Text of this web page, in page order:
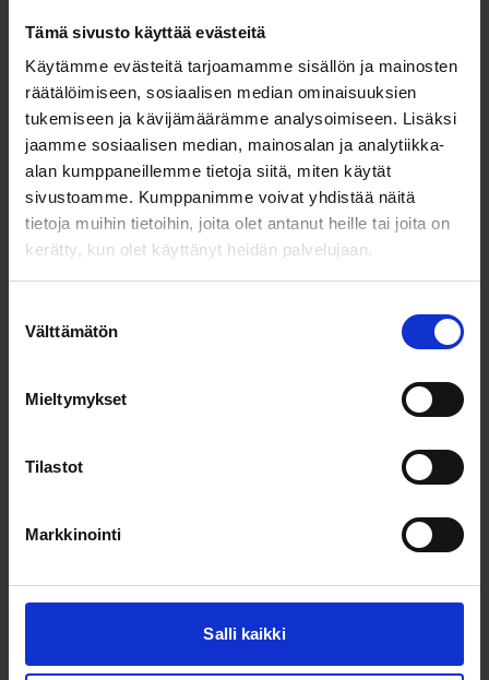
Tämä sivusto käyttää evästeitä
Käytämme evästeitä tarjoamamme sisällön ja mainosten
räätälöimiseen, sosiaalisen median ominaisuuksien
tukemiseen ja kävijämäärämme analysoimiseen. Lisäksi
jaamme sosiaalisen median, mainosalan ja analytiikka-
alan kumppaneillemme tietoja siitä, miten käytät
sivustoamme. Kumppanimme voivat yhdistää näitä
tietoja muihin tietoihin, joita olet antanut heille tai joita on
kerätty, kun olet käyttänyt heidän palvelujaan.
valinta
Välttämätön
Mieltymykset
Tilastot
Markkinointi
Salli kaikki
Tiimi 12.01.2026
Harri Pekkanen on sijoittajien kanssa
samalla puolella pöytää
Lue lisää
Josephine Benzie haluaa olla
kasvuyhtiöiden luottohenkilö